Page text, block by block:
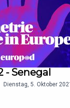
- Senegal
Dienstag, 5. Oktober